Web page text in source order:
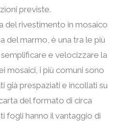
previste.
del rivestimento in mosaico
del marmo, è una tra le più
e velocizzare la
mosaici, i più comuni sono
già prespaziati e incollati su
del formato di circa
fogli hanno il vantaggio di